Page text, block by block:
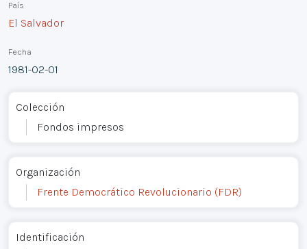
País
El Salvador
Fecha
1981-02-01
Colección
Fondos impresos
Organización
Frente Democrático Revolucionario (FDR)
Identificación